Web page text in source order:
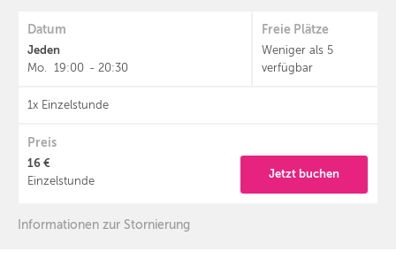
Datum
Jeden
Mo. 19:00 - 20:30
1x Einzelstunde
Freie Plätze
Weniger als 5
verfügbar
Preis
16 €
Einzelstunde
Jetzt buchen
Informationen zur Stornierung